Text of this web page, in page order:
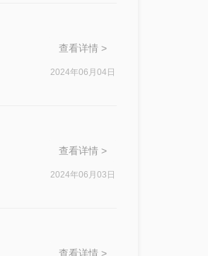
查看详情 >
2024年06月04日
查看详情 >
2024年06月03日
查看详情 >